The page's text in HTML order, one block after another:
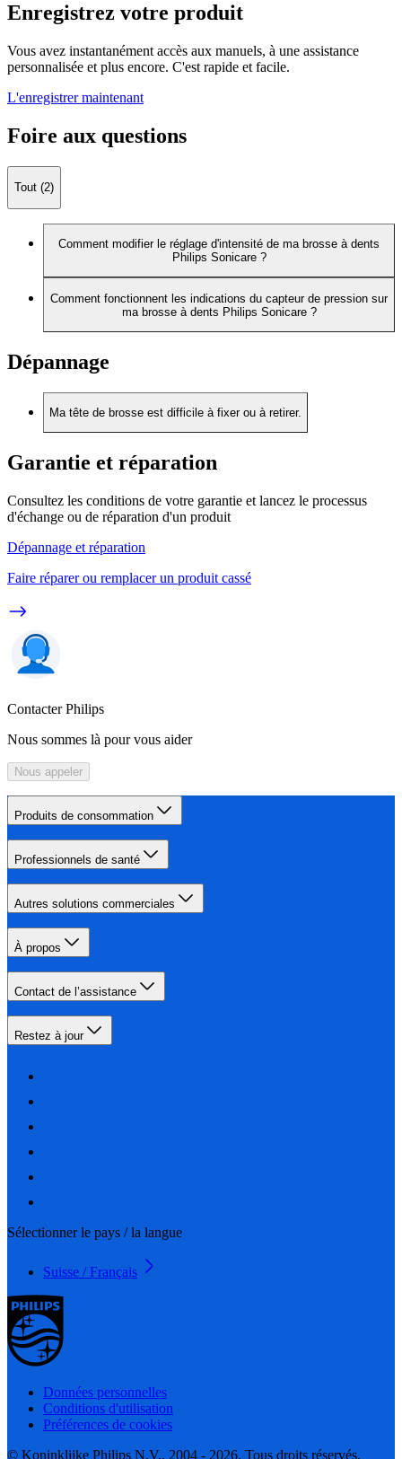
Enregistrez votre produit
Vous avez instantanément accès aux manuels, à une assistance
personnalisée et plus encore. C'est rapide et facile.
L'enregistrer maintenant
Foire aux questions
Tout (2)
Comment modifier le réglage d'intensité de ma brosse à dents
Philips Sonicare ?
Comment fonctionnent les indications du capteur de pression sur
ma brosse à dents Philips Sonicare ?
Dépannage
Ma tête de brosse est difficile à fixer ou à retirer.
Garantie et réparation
Consultez les conditions de votre garantie et lancez le processus
d'échange ou de réparation d'un produit
Dépannage et réparation
Faire réparer ou remplacer un produit cassé
Contacter Philips
Nous sommes là pour vous aider
Nous appeler
Produits de consommation
Professionnels de santé
Autres solutions commerciales
À propos
Contact de l’assistance
Restez à jour
Sélectionner le pays / la langue
Suisse / Français
Données personnelles
Conditions d'utilisation
Préférences de cookies
© Koninklijke Philips N.V., 2004 - 2026. Tous droits réservés.